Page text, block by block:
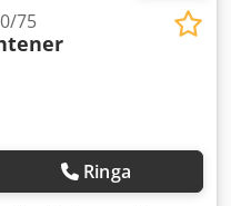
75
Ringa